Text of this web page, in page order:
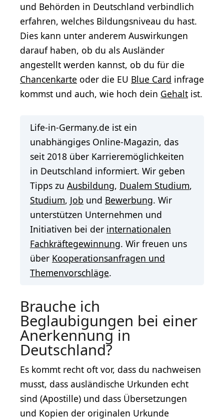
und Behörden in Deutschland verbindlich
erfahren, welches Bildungsniveau du hast.
Dies kann unter anderem Auswirkungen
darauf haben, ob du als Ausländer
angestellt werden kannst, ob du für die
Chancenkarte oder die EU Blue Card infrage
kommst und auch, wie hoch dein Gehalt ist.
Life-in-Germany.de ist ein
unabhängiges Online-Magazin, das
seit 2018 über Karrieremöglichkeiten
in Deutschland informiert. Wir geben
Tipps zu Ausbildung, Dualem Studium,
Studium, Job und Bewerbung. Wir
unterstützen Unternehmen und
Initiativen bei der internationalen
Fachkräftegewinnung. Wir freuen uns
über Kooperationsanfragen und
Themenvorschläge.
Brauche ich
Beglaubigungen bei einer
Anerkennung in
Deutschland?
Es kommt recht oft vor, dass du nachweisen
musst, dass ausländische Urkunden echt
sind (Apostille) und dass Übersetzungen
und Kopien der originalen Urkunde